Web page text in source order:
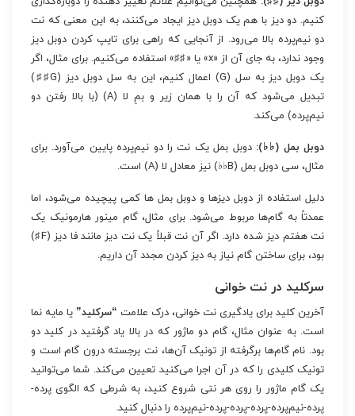
کنیم. دو دیز با هم یک دوبل دیز ایجاد می‌کنند، به این معنی که نت
دو نیم‌پرده بالا می‌رود. از آنجایی که راهی برای تایپ کردن دوبل دیز
وجود ندارد، به جای آن از «x» یا «♯♯» استفاده می‌کنیم. برای مثال، اگر
یک دوبل دیز به سل (G) اعمال کنیم، این به سل دوبل دیز (G♯♯)
تبدیل می‌شود که آن را با همان زیر و بمِ لا (A) (با بالا رفتن دو
نیم‌پرده) می‌کند.
دوبل بمل (♭♭):دوبل بمل یک نت را دو نیم‌پرده پایین می‌آورد. برای
مثال، سی دوبل بمل (B♭♭) نیز معادل لا (A) است.
دلیل استفاده از دوبل دیزها و دوبل بمل ها کمی پیچیده می‌شود، اما
عمدتاً به گام‌ها مربوط می‌شود. برای مثال، گام مینور هارمونیک یک
نت هفتم دیز شده دارد. اگر آن نت قبلاً یک نت دیز مانند فا دیز (F♯)
بود، برای ساختن گام نیاز به دیز کردن مجدد آن داریم.
سرکلید در نت خوانی
آخرین کلید برای یادگیری نت خوانی، درک علامت “سرکلید” یا مایه نما
است. به عنوان مثال، گام دو ماژور که در بالا یاد گرفتید در کلید دو
بود. نام گام‌ها برگرفته از تونیک آن‌ها، نت برجسته درون گام است و
تونیک کلیدی را که در آن اجرا می‌کنید تعیین می‌کند. شما می‌توانید
یک گام ماژور را روی هر نتی شروع کنید، به شرطی که الگوی پرده-
پرده-نیم‌پرده-پرده-پرده-پرده-نیم‌پرده را دنبال کنید.